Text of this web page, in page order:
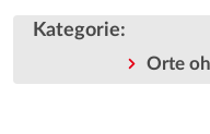
Kategorie:
Orte